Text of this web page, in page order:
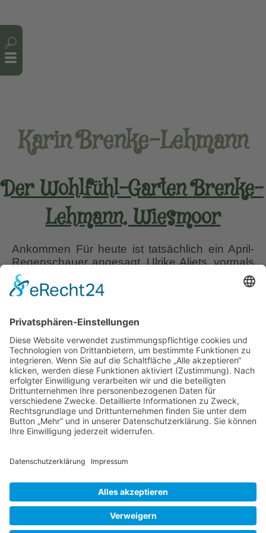
Karin Brenke-Lehmann
Der Wohlfühl-Garten Brenke-
Lehmann, Wiesmoor
Ankommen Für heute ist tatsächlich ein April-
Regenschauer angesagt. Ulrike Aljets, vormals
Koska, ist schlau. Da sie weiß, dass ich
nachmittags in den Waldgarten von Amanda
sondern sogar in der gleichen Straße für einen
Vormittagsbesuch ausgesucht. Wiesmoor, die
ostfriesische Stadt im… Der
Wohlfühl-
Garten
Brenke-
Lehmann,
Wiesmoor
Liebe Leser! Ihr könnt euch per E-Mail
informieren lassen, wenn neue Artikel auf
Wurzerlsgarten erscheinen.Folgt dafür einfach
diesem Link und gebt dort eure E-Mailadresse
23. August 2024